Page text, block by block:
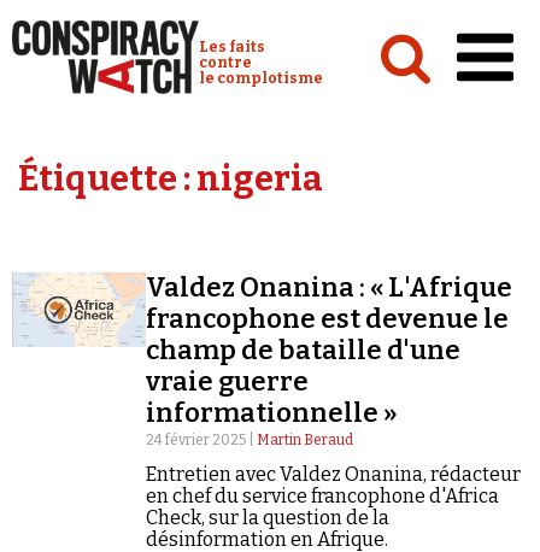
Conspiracy Watch :
Les faits
contre
le complotisme
Analyses
Vidéos
Émissions
Revues de presse
Newsletter
Étiquette :nigeria
Valdez Onanina : « L'Afrique
francophone est devenue le
champ de bataille d'une
vraie guerre
informationnelle »
24 février 2025 | Martin Beraud
Entretien avec Valdez Onanina, rédacteur
en chef du service francophone d'Africa
Check, sur la question de la
désinformation en Afrique.